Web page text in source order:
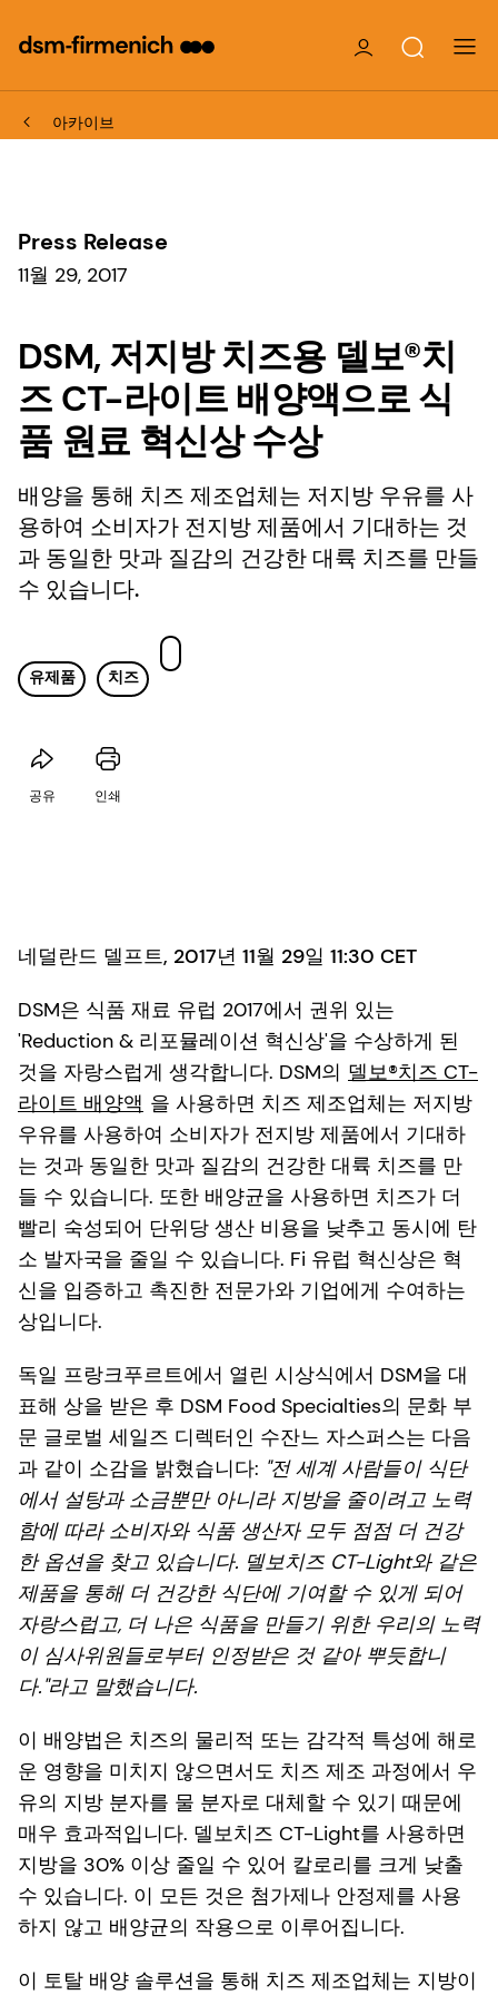
아카이브
Press Release
11월 29, 2017
DSM, 저지방 치즈용 델보®치
즈 CT-라이트 배양액으로 식
품 원료 혁신상 수상
배양을 통해 치즈 제조업체는 저지방 우유를 사
용하여 소비자가 전지방 제품에서 기대하는 것
과 동일한 맛과 질감의 건강한 대륙 치즈를 만들
수 있습니다.
유제품 치즈
공유 인쇄
네덜란드 델프트, 2017년 11월 29일 11:30 CET
DSM은 식품 재료 유럽 2017에서 권위 있는
'Reduction & 리포뮬레이션 혁신상'을 수상하게 된
것을 자랑스럽게 생각합니다. DSM의 델보®치즈 CT-
라이트 배양액 을 사용하면 치즈 제조업체는 저지방
우유를 사용하여 소비자가 전지방 제품에서 기대하
는 것과 동일한 맛과 질감의 건강한 대륙 치즈를 만
들 수 있습니다. 또한 배양균을 사용하면 치즈가 더
빨리 숙성되어 단위당 생산 비용을 낮추고 동시에 탄
소 발자국을 줄일 수 있습니다. Fi 유럽 혁신상은 혁
신을 입증하고 촉진한 전문가와 기업에게 수여하는
상입니다.
독일 프랑크푸르트에서 열린 시상식에서 DSM을 대
표해 상을 받은 후 DSM Food Specialties의 문화 부
문 글로벌 세일즈 디렉터인 수잔느 자스퍼스는 다음
과 같이 소감을 밝혔습니다: "전 세계 사람들이 식단
에서 설탕과 소금뿐만 아니라 지방을 줄이려고 노력
함에 따라 소비자와 식품 생산자 모두 점점 더 건강
한 옵션을 찾고 있습니다. 델보치즈 CT-Light와 같은
제품을 통해 더 건강한 식단에 기여할 수 있게 되어
자랑스럽고, 더 나은 식품을 만들기 위한 우리의 노력
이 심사위원들로부터 인정받은 것 같아 뿌듯합니
다."라고 말했습니다.
이 배양법은 치즈의 물리적 또는 감각적 특성에 해로
운 영향을 미치지 않으면서도 치즈 제조 과정에서 우
유의 지방 분자를 물 분자로 대체할 수 있기 때문에
매우 효과적입니다. 델보치즈 CT-Light를 사용하면
지방을 30% 이상 줄일 수 있어 칼로리를 크게 낮출
수 있습니다. 이 모든 것은 첨가제나 안정제를 사용
하지 않고 배양균의 작용으로 이루어집니다.
이 토탈 배양 솔루션을 통해 치즈 제조업체는 지방이